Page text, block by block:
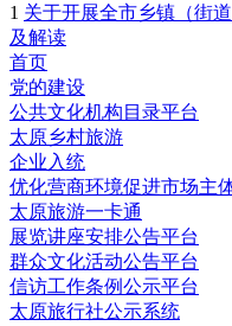
1 关于开展全市乡镇（街
及解读
首页
党的建设
公共文化机构目录平台
太原乡村旅游
企业入统
优化营商环境促进市场主
太原旅游一卡通
展览讲座安排公告平台
群众文化活动公告平台
信访工作条例公示平台
太原旅行社公示系统